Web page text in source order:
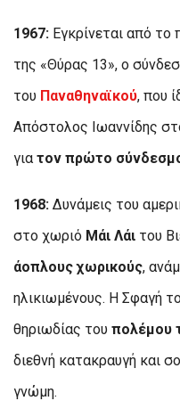
1967: Εγκρίνεται από
της «Θύρας 13», ο
του Παναθηναϊκού, που
Απόστολος Ιωαννίδης
για τον πρώτο
1968: Δυνάμεις του
στο χωριό Μάι Λάι του
άοπλους χωρικούς,
ηλικιωμένους. Η Σφαγή
θηριωδίας του πολέμου
διεθνή κατακραυγή και
γνώμη.